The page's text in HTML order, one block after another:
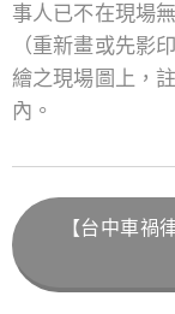
事人已不在現場
（重新畫或先影
繪之現場圖上，
內。
【台中車禍